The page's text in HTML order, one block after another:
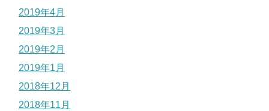
2019年4月
2019年3月
2019年2月
2019年1月
2018年12月
2018年11月